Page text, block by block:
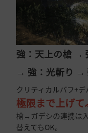
強：天上の槍 →
→ 強：光斬り →
クリティカルバフ+デ
極限まで上げて
槍→ガデシの連携は
替えてもOK。